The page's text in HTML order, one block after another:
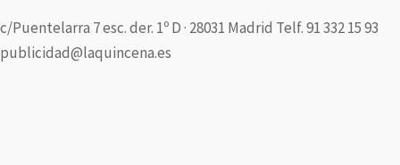
c/Puentelarra 7 esc. der. 1º D · 28031 Madrid Telf. 91 332 15 93
publicidad@laquincena.es